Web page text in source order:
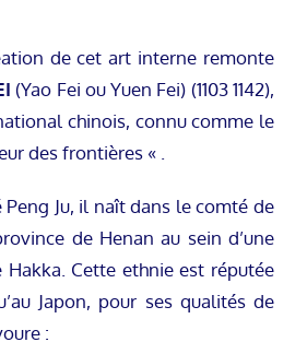
de cet art interne remonte
(Yao Fei ou Yuen Fei) (1103 1142),
chinois, connu comme le
des frontières « .
Ju, il naît dans le comté de
de Henan au sein d’une
Hakka. Cette ethnie est réputée
Japon, pour ses qualités de
: